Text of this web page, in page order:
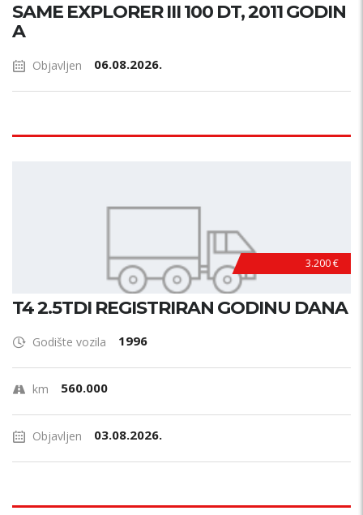
SAME EXPLORER III 100 DT, 2011 GODIN
A
Objavljen 06.08.2026.
3.200 €
T4 2.5TDI REGISTRIRAN GODINU DANA
Godište vozila 1996
km 560.000
Objavljen 03.08.2026.